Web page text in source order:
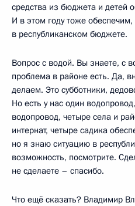
средства из бюджета и детей
И в этом году тоже
в республиканском бюджете.
Вопрос с водой. Вы знаете, с
проблема в районе есть. Да,
делаем. Это субботники,
Но есть у нас один
водопровод, четыре села и
интернат, четыре садика
но я знаю ситуацию в
возможность, посмотрите.
не сделаете – спасибо.
Что ещё сказать? Владимир